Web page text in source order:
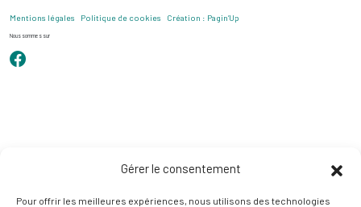
Gérer le consentement
Pour offrir les meilleures expériences, nous utilisons des technologies
Mentions légales Politique de cookies Création : Pagin’Up
Nous sommes sur